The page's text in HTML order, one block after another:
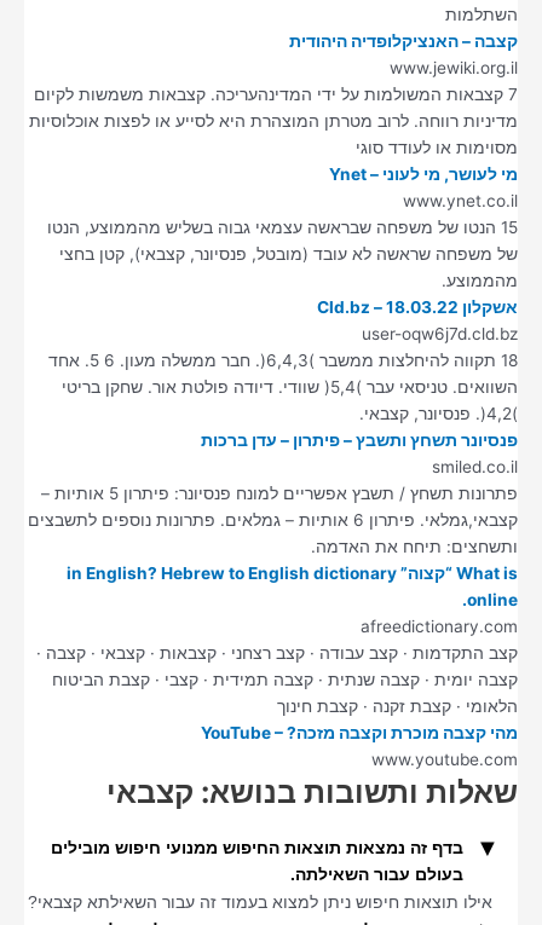
השתלמות
קצבה – האנציקלופדיה היהודית
www.jewiki.org.il
7 קצבאות המשולמות על ידי המדינהעריכה. קצבאות משמשות לקיום
מדיניות רווחה. לרוב מטרתן המוצהרת היא לסייע או לפצות אוכלוסיות
מסוימות או לעודד סוגי
מי לעושר, מי לעוני – Ynet
www.ynet.co.il
15 הנטו של משפחה שבראשה עצמאי גבוה בשליש מהממוצע, הנטו
של משפחה שראשה לא עובד (מובטל, פנסיונר, קצבאי), קטן בחצי
מהממוצע.
אשקלון 18.03.22 – Cld.bz
user-oqw6j7d.cld.bz
18 תקווה להיחלצות ממשבר )6,4,3(. חבר ממשלה מעון. 6 5. אחד
השוואים. טניסאי עבר )5,4( שוודי. דיודה פולטת אור. שחקן בריטי
)4,2(. פנסיונר, קצבאי.
פנסיונר תשחץ ותשבץ – פיתרון – עדן ברכות
smiled.co.il
פתרונות תשחץ / תשבץ אפשריים למונח פנסיונר: פיתרון 5 אותיות –
קצבאי,גמלאי. פיתרון 6 אותיות – גמלאים. פתרונות נוספים לתשבצים
ותשחצים: תיחח את האדמה.
What is “קצוה” in English? Hebrew to English dictionary
online.
afreedictionary.com
קצב התקדמות · קצב עבודה · קצב רצחני · קצבאות · קצבאי · קצבה ·
קצבה יומית · קצבה שנתית · קצבה תמידית · קצבי · קצבת הביטוח
הלאומי · קצבת זקנה · קצבת חינוך
מהי קצבה מוכרת וקצבה מזכה? – YouTube
www.youtube.com
שאלות ותשובות בנושא: קצבאי
בדף זה נמצאות תוצאות החיפוש ממנועי חיפוש מובילים
בעולם עבור השאילתה.
אילו תוצאות חיפוש ניתן למצוא בעמוד זה עבור השאילתא קצבאי?